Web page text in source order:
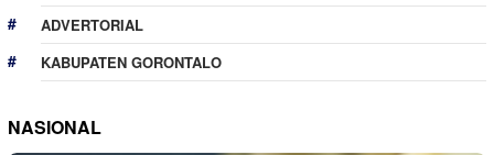
ADVERTORIAL
KABUPATEN GORONTALO
NASIONAL